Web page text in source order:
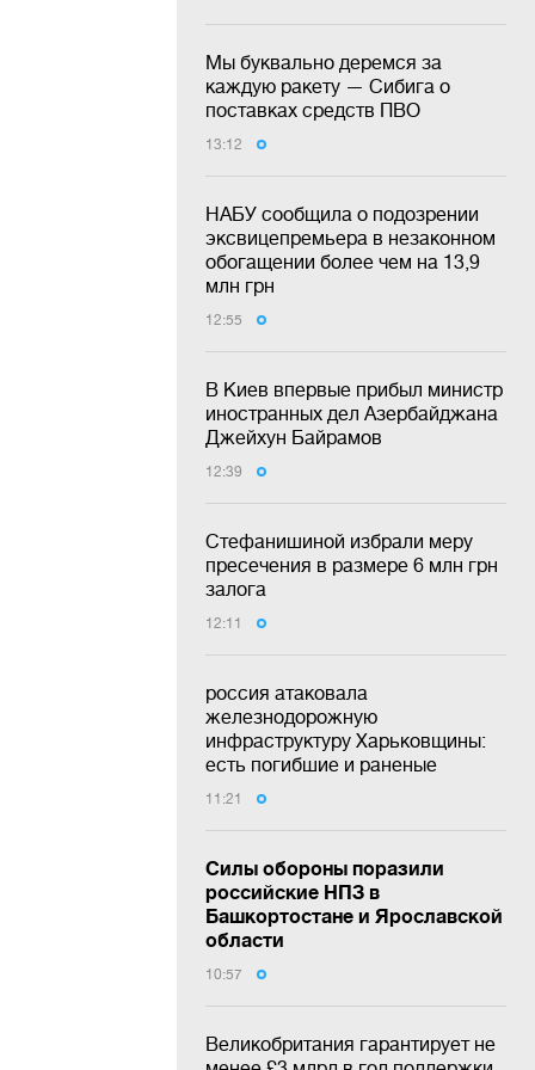
Мы буквально деремся за
каждую ракету — Сибига о
поставках средств ПВО
13:12
НАБУ сообщила о подозрении
эксвицепремьера в незаконном
обогащении более чем на 13,9
млн грн
12:55
В Киев впервые прибыл министр
иностранных дел Азербайджана
Джейхун Байрамов
12:39
Стефанишиной избрали меру
пресечения в размере 6 млн грн
залога
12:11
россия атаковала
железнодорожную
инфраструктуру Харьковщины:
есть погибшие и раненые
11:21
Силы обороны поразили
российские НПЗ в
Башкортостане и Ярославской
области
10:57
Великобритания гарантирует не